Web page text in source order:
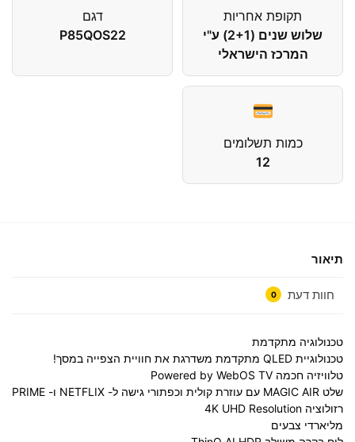
תקופת אחריות
שלוש שנים (2+1) ע"י
המרכז הישראלי
דגם
P85QOS22
כמות תשלומים
12
תיאור
חוות דעת 0
טכנולוגיה מתקדמת
טכנולוגיית QLED מתקדמת משדרגת את חוויית הצפייה במסך!
טלוויזיה חכמה Powered by WebOS TV
שלט MAGIC AIR עם עוזרת קולית וכפתורי גישה ל- NETFLIX ו- PRIME
רזולוציה
4K UHD Resolution
מליארדי צבעים